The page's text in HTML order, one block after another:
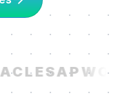
SAP